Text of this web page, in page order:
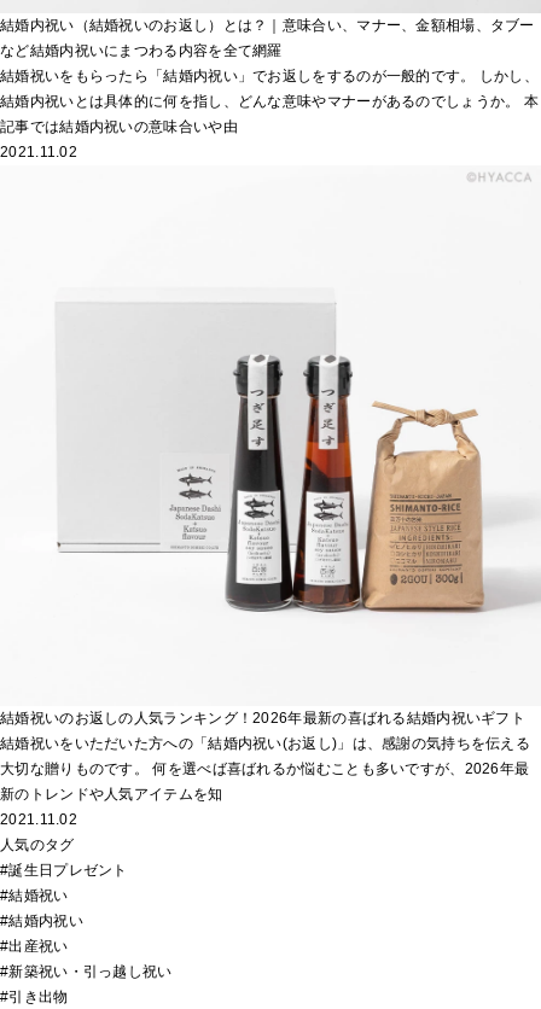
結婚内祝い（結婚祝いのお返し）とは？｜意味合い、マナー、金額相場、タブー
など結婚内祝いにまつわる内容を全て網羅
結婚祝いをもらったら「結婚内祝い」でお返しをするのが一般的です。 しかし、
結婚内祝いとは具体的に何を指し、どんな意味やマナーがあるのでしょうか。 本
記事では結婚内祝いの意味合いや由
2021.11.02
結婚祝いのお返しの人気ランキング！2026年最新の喜ばれる結婚内祝いギフト
結婚祝いをいただいた方への「結婚内祝い(お返し)」は、感謝の気持ちを伝える
大切な贈りものです。 何を選べば喜ばれるか悩むことも多いですが、2026年最
新のトレンドや人気アイテムを知
2021.11.02
人気のタグ
#誕生日プレゼント
#結婚祝い
#結婚内祝い
#出産祝い
#新築祝い・引っ越し祝い
#引き出物